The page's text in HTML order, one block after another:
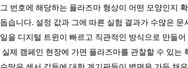
그 번호에 해당하는 플라즈마 형상이 어떤 모양인지
돕습니다. 설정 값과 그에 따른 실험 결과가 수많은
일을 디지털 트윈이 빠르고 직관적인 방식으로 만들
실제 캠페인 현장에 가면 플라즈마를 관찰할 수 있는